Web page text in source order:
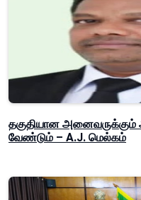
தகுதியான அனைவருக்கும்
வேண்டும் – A.J. மெல்கம்